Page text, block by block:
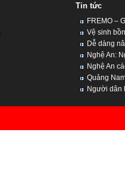
Tin tức
FREMO –
Vệ sinh
Dễ dàng
Nghệ An:
Nghệ An
Quảng
Người dân